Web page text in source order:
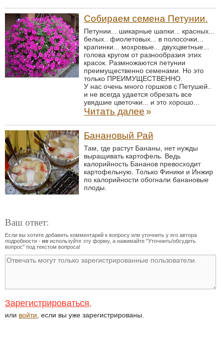
Собираем семена Петунии.
Петунии... шикарные шапки... красных...
белых.. фиолетовых... в полосочки...
крапинки... мохровые... двухцветные...
голова кругом от разнообразия этих
красок. Размножаются петунии
преимущественно семенами. Но это
только ПРЕИМУЩЕСТВЕННО.
У нас очень много горшков с Петушей..
и не всегда удается обрезать все
увядшие цветочки... и это хорошо...
Читать далее»
Банановый Рай
Там, где растут Бананы, нет нужды
выращивать картофель. Ведь
калорийность Бананов превосходит
картофельную. Только Финики и Инжир
по калорийности обогнали банановые
плоды.
Ваш ответ:
Если вы хотите добавить комментарий к вопросу или уточнить у его автора
подробности - не используйте эту форму, а нажимайте "Уточнить/обсудить
вопрос" под текстом вопроса!
Зарегистрироваться,
или войти , если вы уже зарегистрированы.